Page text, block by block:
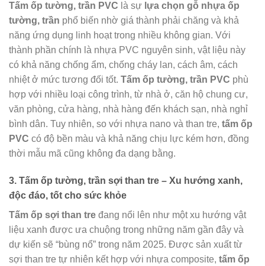
Tấm ốp tường, trần PVC là sự lựa chọn gỗ nhựa ốp
tường, trần phổ biến nhờ giá thành phải chăng và khả
năng ứng dụng linh hoạt trong nhiều không gian. Với
thành phần chính là nhựa PVC nguyên sinh, vật liệu này
có khả năng chống ẩm, chống cháy lan, cách âm, cách
nhiệt ở mức tương đối tốt. Tấm ốp tường, trần PVC phù
hợp với nhiều loại công trình, từ nhà ở, căn hộ chung cư,
văn phòng, cửa hàng, nhà hàng đến khách sạn, nhà nghỉ
bình dân. Tuy nhiên, so với nhựa nano và than tre, tấm ốp
PVC có độ bền màu và khả năng chịu lực kém hơn, đồng
thời mẫu mã cũng không đa dạng bằng.
3. Tấm ốp tường, trần sợi than tre – Xu hướng xanh,
độc đáo, tốt cho sức khỏe
Tấm ốp sợi than tre đang nổi lên như một xu hướng vật
liệu xanh được ưa chuộng trong những năm gần đây và
dự kiến sẽ “bùng nổ” trong năm 2025. Được sản xuất từ
sợi than tre tự nhiên kết hợp với nhựa composite, tấm ốp